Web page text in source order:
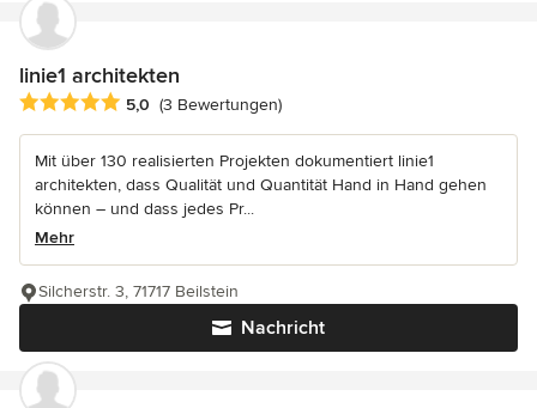
linie1 architekten
Durchschnittliche Bewertung: 5 von 5 Sternen
5,0 (3 Bewertungen)
Mit über 130 realisierten Projekten dokumentiert linie1
architekten, dass Qualität und Quantität Hand in Hand gehen
können – und dass jedes Pr...
Mehr
Nachricht
Silcherstr. 3, 71717 Beilstein